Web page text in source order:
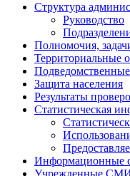
Структура
Руководство
Полномочия,
Территориальные
Защита населения
Результаты
Статистическая
Информационные